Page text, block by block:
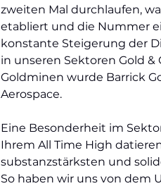
zweiten Mal durchlaufen,
etabliert und die Nummer
konstante Steigerung der
in unseren Sektoren Gold
Goldminen wurde Barrick
Aerospace.
Eine Besonderheit im
Ihrem All Time High
substanzstärksten und
So haben wir uns von dem